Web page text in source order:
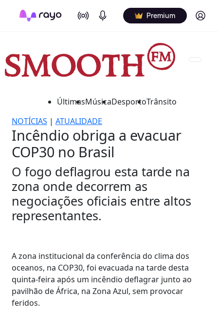
On Air Podcasts Premium Log in
ÚltimasMúsicaDesportoTrânsito
NOTÍCIAS | ATUALIDADE
Incêndio obriga a evacuar
COP30 no Brasil
O fogo deflagrou esta tarde na
zona onde decorrem as
negociações oficiais entre altos
representantes.
A zona institucional da conferência do clima dos
oceanos, na COP30, foi evacuada na tarde desta
quinta-feira após um incêndio deflagrar junto ao
pavilhão de África, na Zona Azul, sem provocar
feridos.